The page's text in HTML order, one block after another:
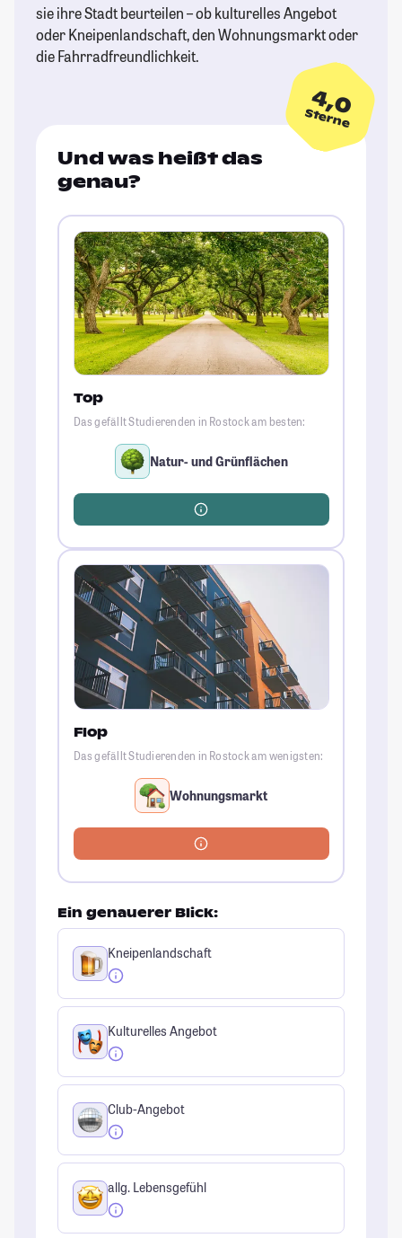
sie ihre Stadt beurteilen – ob kulturelles Angebot
oder Kneipenlandschaft, den Wohnungsmarkt oder
die Fahrradfreundlichkeit.
4,0
Sterne
Und was heißt das
genau?
Top
Das gefällt Studierenden in Rostock am besten:
Natur- und Grünflächen
Flop
Das gefällt Studierenden in Rostock am wenigsten:
Wohnungsmarkt
Ein genauerer Blick:
Kneipenlandschaft
Kulturelles Angebot
Club-Angebot
allg. Lebensgefühl